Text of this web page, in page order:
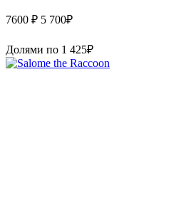
7600 ₽ 5 700₽
Долями по 1 425₽